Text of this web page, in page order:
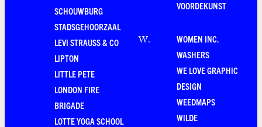
SCHOUWBURG
STADSGEHOORZAAL
LEVI STRAUSS & CO
LIPTON
LITTLE PETE
LONDON FIRE
BRIGADE
LOTTE YOGA SCHOOL
VOORDEKUNST
W.
WOMEN INC.
WASHERS
WE LOVE GRAPHIC
DESIGN
WEEDMAPS
WILDE